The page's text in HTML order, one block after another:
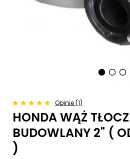
Opinie (1)
HONDA WĄŻ
BUDOWLANY 2" (
)